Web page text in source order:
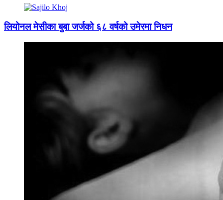
लियोनल मेसीका बुबा जर्जको ६८ वर्षको उमेरमा निधन